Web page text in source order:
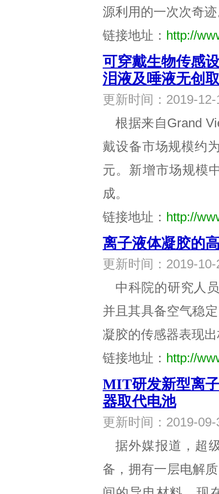
源利用的一次次奇
链接地址： http://
可穿戴生物传感
泪液及唾液无创
更新时间：2019-
根据来自Grand
戴设备市场规模约
元。新增市场规模
成。
链接地址： http://
离子液体凝胶的
更新时间：2019-
中科院的研究人
并且其具备空气稳
凝胶的传感器表现
链接地址： http://
MIT研发新型离
器取代电池
更新时间：2019-
据外媒报道，超
备，拥有一层电解